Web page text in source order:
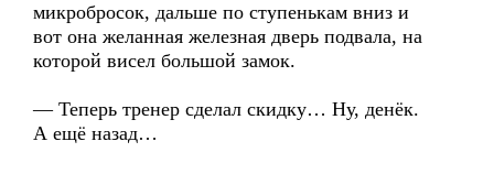
микробросок, дальше по ступенькам вниз и
вот она желанная железная дверь подвала, на
которой висел большой замок.
— Теперь тренер сделал скидку… Ну, денёк.
А ещё назад…